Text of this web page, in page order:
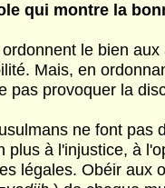
qui montre la
le bien aux
Mais, en
pas provoquer la
ne font pas
plus à l'injustice, à
légales. Obéir aux